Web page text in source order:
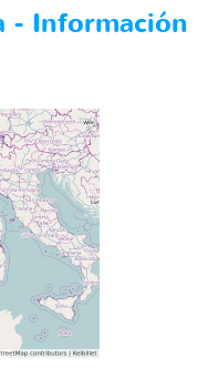
- Información